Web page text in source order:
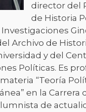
director del
de Historia
Archivo de
y del
Políticas. Es
“Teoría
en la Carrera
de